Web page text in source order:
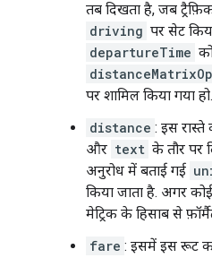
तब दिखता है, जब
driving पर सेट
departureTime
पर शामिल किया गया हो.
distance : इस रास्ते
और text के तौर पर
अनुरोध में बताई गई
किया जाता है. अगर कोई
मेट्रिक के हिसाब से
fare : इसमें इस रूट